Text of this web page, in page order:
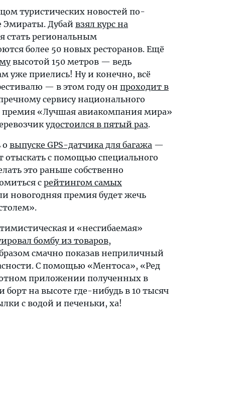
туристических новостей по-
Эмираты. Дубай взял курс на
стать региональным
более 50 новых ресторанов. Ещё
высотой 150 метров — ведь
уже приелись! Ну и конечно, всё
— в этом году он проходит в
сервису национального
«Лучшая авиакомпания мира»
удостоился в пятый раз.
о выпуске GPS-датчика для багажа —
с помощью специального
это раньше собственно
с рейтингом самых
новогодняя премия будет жечь
и «несгибаемая»
бомбу из товаров,
смачно показав неприличный
С помощью «Ментоса», «Ред
приложении полученных в
на высоте где-нибудь в 10 тысяч
с водой и печеньки, ха!